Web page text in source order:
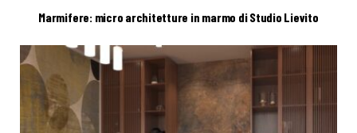
Marmifere: micro architetture in marmo di Studio Lievito